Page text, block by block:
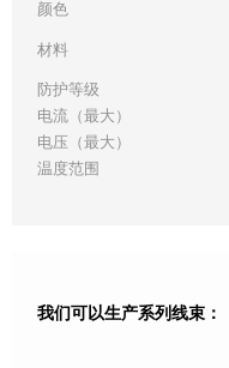
颜色
材料
防护等级
电流（最大）
电压（最大）
温度范围
我们可以生产系列线束：